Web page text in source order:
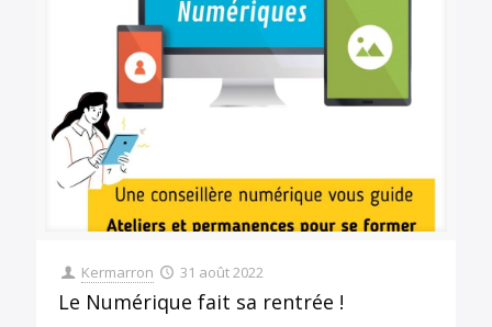
Kermarron 31 août 2022
Le Numérique fait sa rentrée !